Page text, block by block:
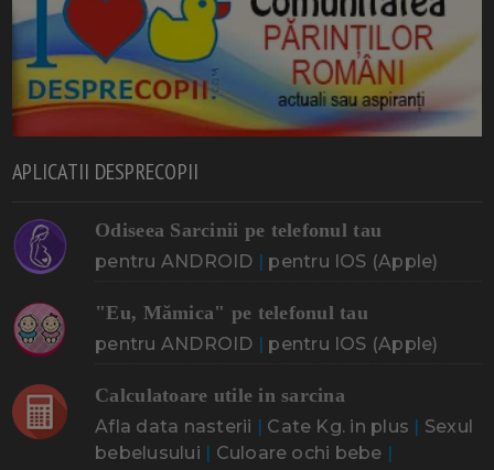
APLICATII DESPRECOPII
Odiseea Sarcinii pe telefonul tau
pentru ANDROID | pentru IOS (Apple)
"Eu, Mămica" pe telefonul tau
pentru ANDROID | pentru IOS (Apple)
Calculatoare utile in sarcina
Afla data nasterii | Cate Kg. in plus | Sexul
bebelusului | Culoare ochi bebe |